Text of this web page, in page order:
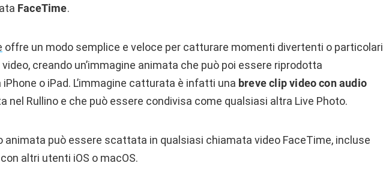
FaceTime.
offre un modo semplice e veloce per catturare momenti divertenti o particolari
creando un’immagine animata che può poi essere riprodotta
o iPad. L’immagine catturata è infatti una breve clip video con audio
nel Rullino e che può essere condivisa come qualsiasi altra Live Photo.
animata può essere scattata in qualsiasi chiamata video FaceTime, incluse
altri utenti iOS o macOS.